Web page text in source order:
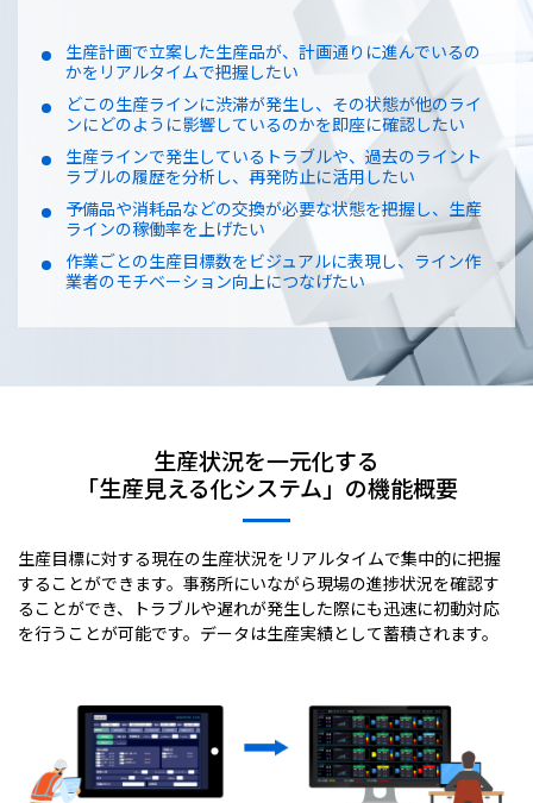
生産計画で立案した生産品が、計画通りに進んでいるの
かをリアルタイムで把握したい
どこの生産ラインに渋滞が発生し、その状態が他のライ
ンにどのように影響しているのかを即座に確認したい
生産ラインで発生しているトラブルや、過去のライント
ラブルの履歴を分析し、再発防止に活用したい
予備品や消耗品などの交換が必要な状態を把握し、生産
ラインの稼働率を上げたい
作業ごとの生産目標数をビジュアルに表現し、ライン作
業者のモチベーション向上につなげたい
生産状況を一元化する
「生産見える化システム」の機能概要
生産目標に対する現在の生産状況をリアルタイムで集中的に把握
することができます。事務所にいながら現場の進捗状況を確認す
ることができ、トラブルや遅れが発生した際にも迅速に初動対応
を行うことが可能です。データは生産実績として蓄積されます。